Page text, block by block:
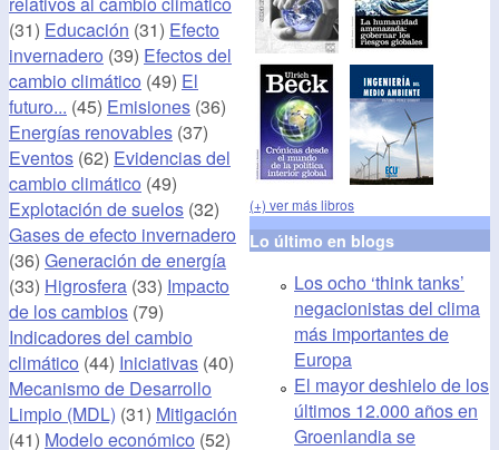
(31) Educación (31) Efecto
invernadero (39) Efectos del
cambio climático (49) El
futuro... (45) Emisiones (36)
Energías renovables (37)
Eventos (62) Evidencias del
cambio climático (49)
Explotación de suelos (32)
Gases de efecto invernadero
(36) Generación de energía
(33) Higrosfera (33) Impacto
de los cambios (79)
Indicadores del cambio
climático (44) Iniciativas (40)
Mecanismo de Desarrollo
Limpio (MDL) (31) Mitigación
(41) Modelo económico (52)
(+) ver más libros
Lo último en blogs
Los ocho ‘think tanks’
negacionistas del clima
más importantes de
Europa
El mayor deshielo de los
últimos 12.000 años en
Groenlandia se